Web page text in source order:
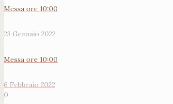
Messa ore 10:00
23 Gennaio 2022
Messa ore 10:00
6 Febbraio 2022
0